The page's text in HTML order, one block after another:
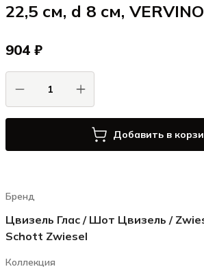
22,5 см, d 8 см, VERVINO
904 ₽
Добавить в
Бренд
Цвизель Глас / Шот Цвизель /
Schott Zwiesel
Коллекция